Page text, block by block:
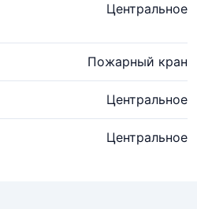
Центральное
Пожарный кран
Центральное
Центральное